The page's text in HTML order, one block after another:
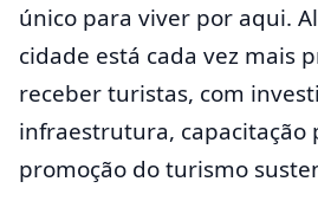
único para viver por aqui.
cidade está cada vez mais
receber turistas, com
infraestrutura, capacitação
promoção do turismo